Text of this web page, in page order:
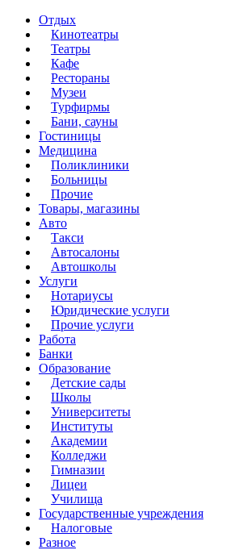
Отдых
Кинотеатры
Театры
Кафе
Рестораны
Музеи
Турфирмы
Бани, сауны
Гостиницы
Медицина
Поликлиники
Больницы
Прочие
Товары, магазины
Авто
Такси
Автосалоны
Автошколы
Услуги
Нотариусы
Юридические услуги
Прочие услуги
Работа
Банки
Образование
Детские сады
Школы
Университеты
Институты
Академии
Колледжи
Гимназии
Лицеи
Училища
Государственные учреждения
Налоговые
Разное